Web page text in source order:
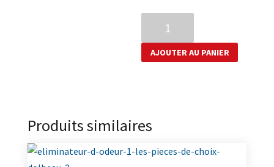
Nettoyant
pour
poli
brossé
AJOUTER AU PANIER
Produits similaires